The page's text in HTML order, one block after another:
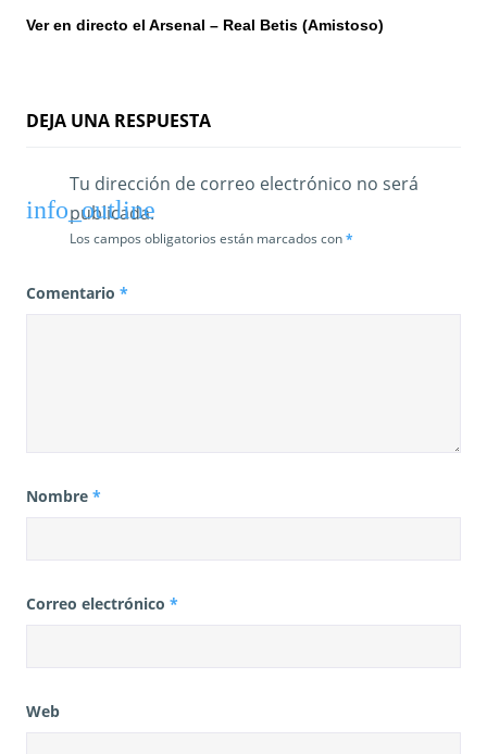
Ver en directo el Arsenal – Real Betis (Amistoso)
DEJA UNA RESPUESTA
Tu dirección de correo electrónico no será
publicada.
Los campos obligatorios están marcados con*
Comentario *
Nombre *
Correo electrónico *
Web